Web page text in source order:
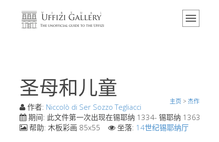
主页
活动 & 展览
游客的评论
联系我们
圣母和儿童
主页 >杰作
作者: Niccolò di Ser Sozzo Tegliacci
期间: 此文件第一次出现在锡耶纳 1334- 锡耶纳 1363
帮助: 木板彩画 85x55 坐落: 14世纪锡耶纳厅